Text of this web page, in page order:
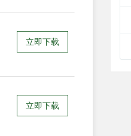
立即下载
立即下载